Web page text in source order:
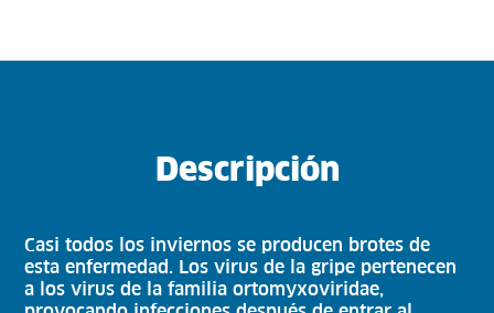
Descripción
Casi todos los inviernos se producen brotes de
esta enfermedad. Los virus de la gripe pertenecen
a los virus de la familia ortomyxoviridae,